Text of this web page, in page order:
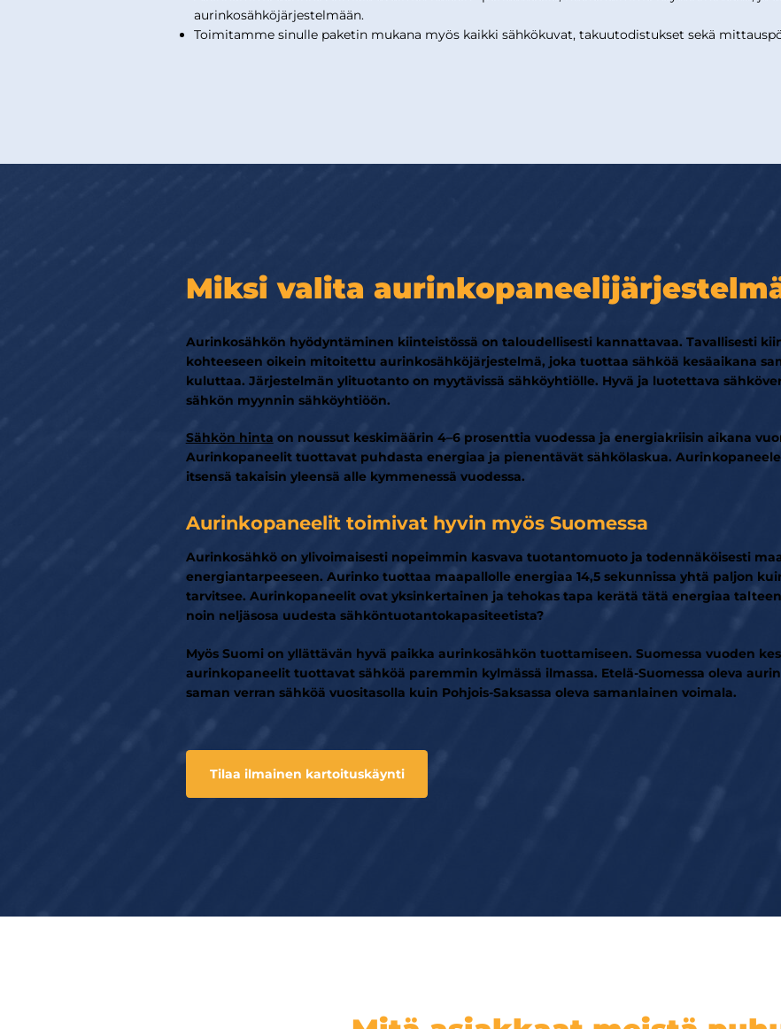
aurinkosähköjärjestelmään.
Toimitamme sinulle paketin mukana myös kaikki sähkökuvat, takuutodistukset sekä
Miksi valita
Aurinkosähkön hyödyntäminen kiinteistössä on taloudellisesti kannattavaa. Tavallisesti
kohteeseen oikein mitoitettu aurinkosähköjärjestelmä, joka tuottaa sähköä kesäaikana
kuluttaa. Järjestelmän ylituotanto on myytävissä sähköyhtiölle. Hyvä ja luotettava
sähkön myynnin sähköyhtiöön.
Sähkön hinta on noussut keskimäärin 4–6 prosenttia vuodessa ja energiakriisin aikana
Aurinkopaneelit tuottavat puhdasta energiaa ja pienentävät sähkölaskua.
itsensä takaisin yleensä alle kymmenessä vuodessa.
Aurinkopaneelit toimivat hyvin myös Suomessa
Aurinkosähkö on ylivoimaisesti nopeimmin kasvava tuotantomuoto ja todennäköisesti
energiantarpeeseen. Aurinko tuottaa maapallolle energiaa 14,5 sekunnissa yhtä paljon
tarvitsee. Aurinkopaneelit ovat yksinkertainen ja tehokas tapa kerätä tätä energiaa
noin neljäsosa uudesta sähköntuotantokapasiteetista?
Myös Suomi on yllättävän hyvä paikka aurinkosähkön tuottamiseen. Suomessa vuoden
aurinkopaneelit tuottavat sähköä paremmin kylmässä ilmassa. Etelä-Suomessa oleva
saman verran sähköä vuositasolla kuin Pohjois-Saksassa oleva samanlainen voimala.
Tilaa ilmainen kartoituskäynti